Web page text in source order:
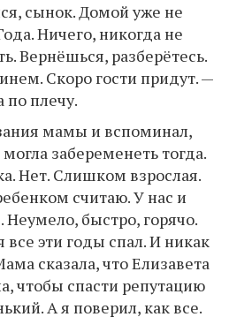
сынок. Домой уже не
Ничего, никогда не
Вернёшься, разберётесь.
Скоро гости придут. —
плечу.
мамы и вспоминал,
забеременеть тогда.
Нет. Слишком взрослая.
считаю. У нас и
Неумело, быстро, горячо.
все эти годы спал. И никак
сказала, что Елизавета
чтобы спасти репутацию
А я поверил, как все.